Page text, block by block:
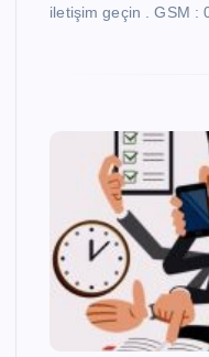
iletişim geçin . GSM :